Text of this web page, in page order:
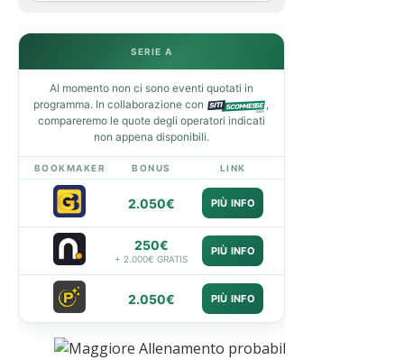
SERIE A
Al momento non ci sono eventi quotati in
programma. In collaborazione con
,
compareremo le quote degli operatori indicati
non appena disponibili.
BOOKMAKER BONUS LINK
2.050€ PIÙ INFO
250€
+ 2.000€ GRATIS
PIÙ INFO
2.050€ PIÙ INFO